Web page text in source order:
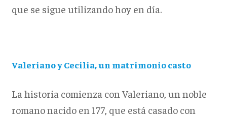
que se sigue utilizando hoy en día.
Valeriano y Cecilia, un matrimonio casto
La historia comienza con Valeriano, un noble
romano nacido en 177, que está casado con